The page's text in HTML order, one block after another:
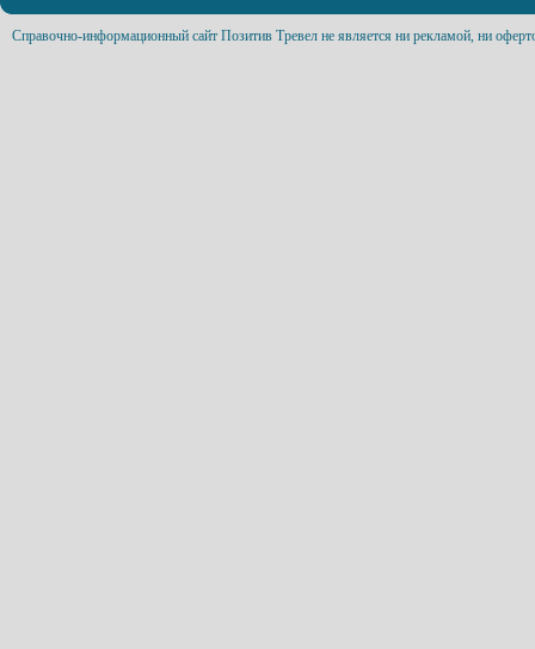
Справочно-информационный сайт Позитив Тревел не является ни рекламой, ни